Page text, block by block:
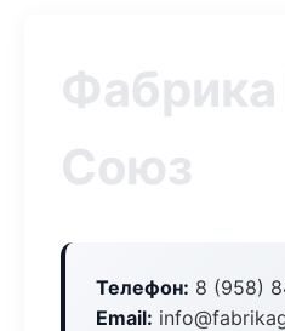
Фабрика
Союз
Телефон: 8 (958)
Email: